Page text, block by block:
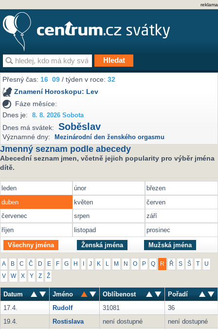
reklama
Přesný čas:16 09 / týden v roce:32
Znamení Horoskopu: Lev
Fáze měsíce:
Dnes je:
8. 8. 2026 Sobota
Dnes má svátek: Soběslav
Významné dny: Mezinárodní den ženského orgasmu
Jmenný seznam podle abecedy
Abecední seznam jmen, včetně jejich popularity pro výběr jména
dítě.
leden únor
březen
duben
květen
červen
červenec
srpen
září
říjen
listopad prosinec
Všechny jména Ženská jména Mužská jména
A B C Č D E F G H J K M N O P Q R Ř S Š U
V W X Y Z Ž
Datum Jméno Oblíbenost
Pořadí
17.4.
Rudolf 31081
36
19.4.
Rostislava není dostupné
není dostupné